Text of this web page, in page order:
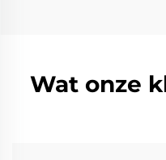
Wat onze